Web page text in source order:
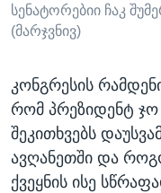
ᲙᲣᲚᲢᲣᲠᲐ
ᲒᲐᲚᲘᲚᲔᲝ
ენები
სენატორებიი ჩაკ
(მარჯვნივ)
კონგრესის
რომ პრეზიდენტ ჯო
შეკითხვებს
ავღანეთში და
ქვეყნის ისე